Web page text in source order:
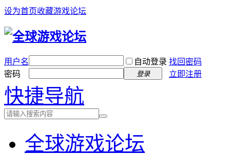
设为首页收藏游戏论坛
用户名 自动登录 找回密码
密码
登录 立即注册
快捷导航
全球游戏论坛